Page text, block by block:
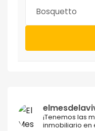
Bosquetto
¡Tenemos las
inmobiliario en